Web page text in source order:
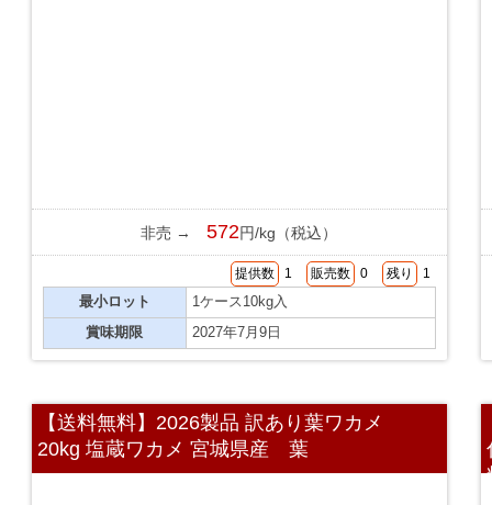
非売 → 572円/kg（税込）
提供数 1 販売数 0 残り 1
最小ロット
1ケース10kg入
賞味期限
2027年7月9日
【送料無料】2026製品 訳あり葉ワカメ
20kg 塩蔵ワカメ 宮城県産 葉